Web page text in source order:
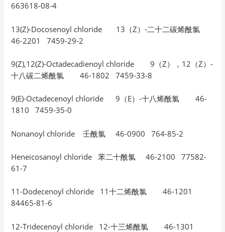
663618-08-4
13(Z)-Docosenoyl chloride 13（Z）-二十二碳烯酰氯
46-2201 7459-29-2
9(Z),12(Z)-Octadecadienoyl chloride 9（Z），12（Z）-
十八碳二烯酰氯 46-1802 7459-33-8
9(E)-Octadecenoyl chloride 9（E）-十八烯酰氯 46-
1810 7459-35-0
Nonanoyl chloride 壬酰氯 46-0900 764-85-2
Heneicosanoyl chloride 苯二十酰氯 46-2100 77582-
61-7
11-Dodecenoyl chloride 11十二烯酰氯 46-1201
84465-81-6
12-Tridecenoyl chloride 12-十三烯酰氯 46-1301